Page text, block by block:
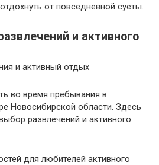
от повседневной суеты.
и активного
во время пребывания в
Новосибирской области. Здесь
развлечений и активного
для любителей активного